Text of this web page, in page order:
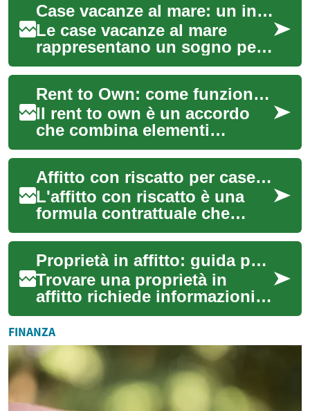
Case vacanze al mare: un investimento immobiliare in Italia
Le case vacanze al mare
rappresentano un sogno per
molti e un'interessante
opportunità di investimento
immobiliare in...
Rent to Own: come funzionano le case in affitto con riscatto
Il rent to own è un accordo
che combina elementi
dell'affitto e dell'acquisto,
pensato per chi vuole
trasferirsi in u...
Affitto con riscatto per case e appartamenti: guida pratica
L'affitto con riscatto è una
formula contrattuale che
combina elementi di
locazione e di compravendita,
pensata per c...
Proprietà in affitto: guida per appartamenti, case e immobili
Trovare una proprietà in
affitto richiede informazioni
chiare sui documenti, le
condizioni dell’immobile e i
termini ...
FINANZA